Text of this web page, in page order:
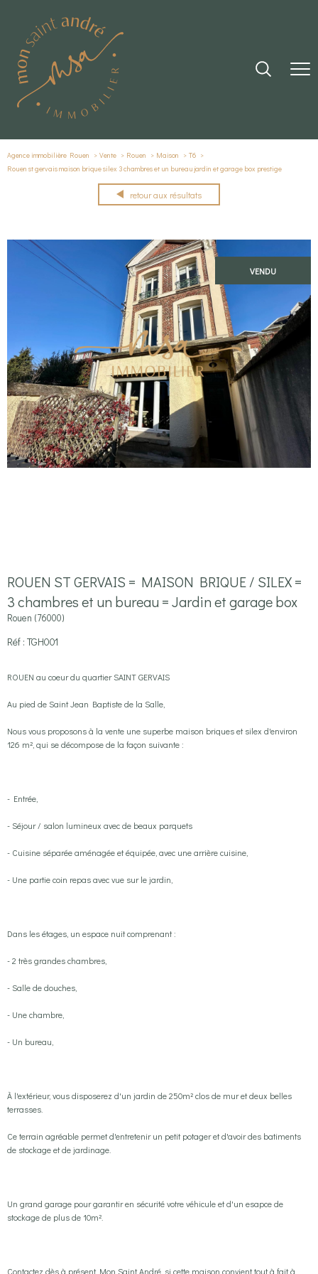
Agence immobilière Rouen Vente Rouen Maison
T6
Rouen st gervais maison brique silex 3 chambres et un bureau jardin et garage box prestige
retour aux résultats
VENDU
ROUEN ST GERVAIS = MAISON BRIQUE / SILEX =
3 chambres et un bureau = Jardin et garage box
Rouen (76000)
Réf : TGH001
ROUEN au coeur du quartier SAINT GERVAIS
Au pied de Saint Jean Baptiste de la Salle,
Nous vous proposons à la vente une superbe maison briques et silex d'environ
126 m², qui se décompose de la façon suivante :
- Entrée,
- Séjour / salon lumineux avec de beaux parquets
- Cuisine séparée aménagée et équipée, avec une arrière cuisine,
- Une partie coin repas avec vue sur le jardin,
Dans les étages, un espace nuit comprenant :
- 2 très grandes chambres,
- Salle de douches,
- Une chambre,
- Un bureau,
À l'extérieur, vous disposerez d'un jardin de 250m² clos de mur et deux belles
terrasses.
Ce terrain agréable permet d'entretenir un petit potager et d'avoir des batiments
de stockage et de jardinage.
Un grand garage pour garantir en sécurité votre véhicule et d'un esapce de
stockage de plus de 10m².
Contactez dès à présent Mon Saint André, si cette maison convient tout à fait à